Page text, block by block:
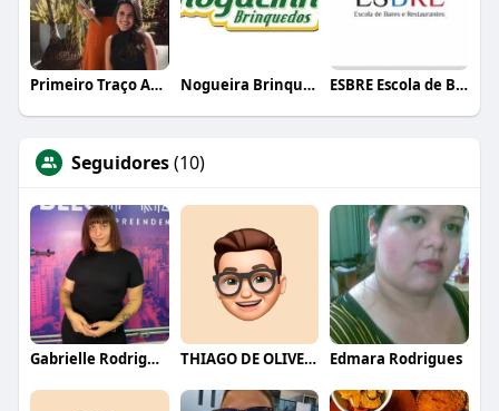
Primeiro Traço Arquitetura Nogueira Brinquedos ESBRE Escola de Bares e Restaurantes
Seguidores(10)
Gabrielle Rodrigues THIAGO DE OLIVEIRA Edmara Rodrigues